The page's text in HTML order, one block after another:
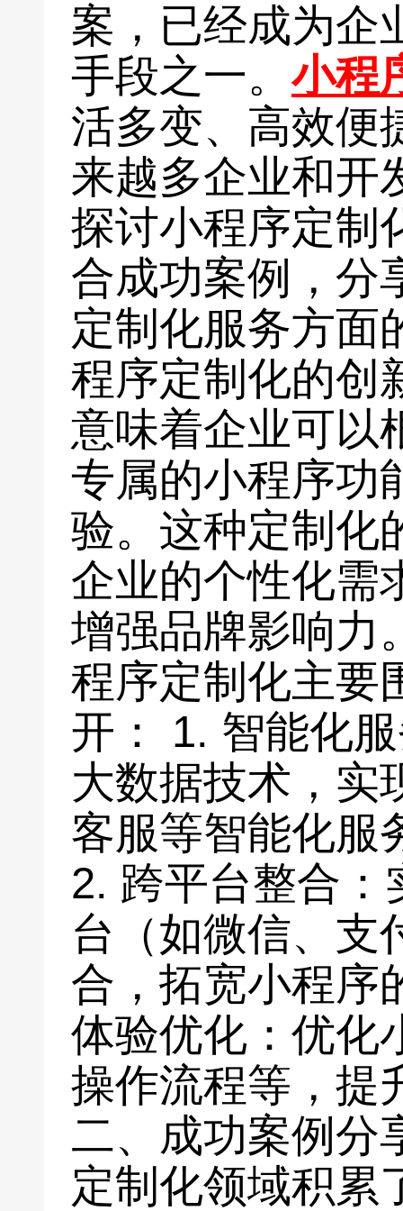
案，已经成为企
手段之一。小程
活多变、高效便
来越多企业和开
探讨小程序定制
合成功案例，分
定制化服务方面
程序定制化的创
意味着企业可以
专属的小程序功
验。这种定制化
企业的个性化需
增强品牌影响力
程序定制化主要
开： 1. 智能化
大数据技术，实
客服等智能化服
2. 跨平台整合：
台（如微信、支
合，拓宽小程序
体验优化：优化
操作流程等，提
二、成功案例分
定制化领域积累